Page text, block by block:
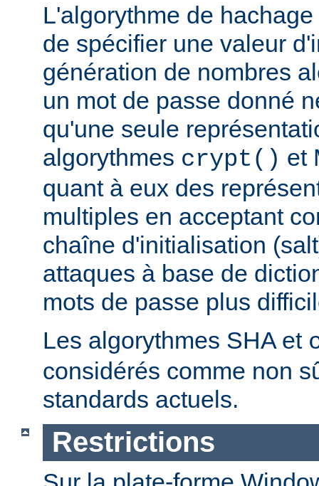
L'algorythme de
de spécifier une valeur
génération de nombres
un mot de passe donné
qu'une seule
algorythmes crypt() et
quant à eux des
multiples en acceptant
chaîne d'initialisation
attaques à base de
mots de passe plus
Les algorythmes SHA et
considérés comme non
standards actuels.
Restrictions